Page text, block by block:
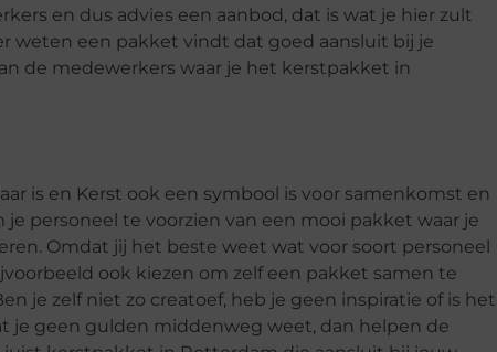
en dus advies een aanbod, dat is wat je hier zult
weten een pakket vindt dat goed aansluit bij je
de medewerkers waar je het kerstpakket in
is en Kerst ook een symbool is voor samenkomst en
personeel te voorzien van een mooi pakket waar je
Omdat jij het beste weet wat voor soort personeel
ook kiezen om zelf een pakket samen te
je zelf niet zo creatoef, heb je geen inspiratie of is het
je geen gulden middenweg weet, dan helpen de